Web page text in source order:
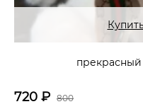
720 ₽ 800